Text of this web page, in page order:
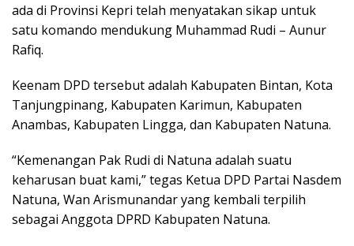
ada di Provinsi Kepri telah menyatakan sikap untuk
satu komando mendukung Muhammad Rudi – Aunur
Rafiq.
Keenam DPD tersebut adalah Kabupaten Bintan, Kota
Tanjungpinang, Kabupaten Karimun, Kabupaten
Anambas, Kabupaten Lingga, dan Kabupaten Natuna.
“Kemenangan Pak Rudi di Natuna adalah suatu
keharusan buat kami,” tegas Ketua DPD Partai Nasdem
Natuna, Wan Arismunandar yang kembali terpilih
sebagai Anggota DPRD Kabupaten Natuna.